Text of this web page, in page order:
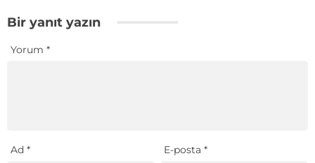
Bir yanıt yazın
Yorum *
Ad * E-posta*